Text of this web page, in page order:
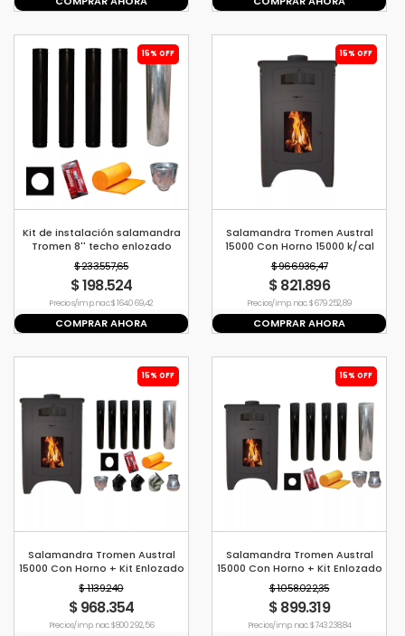
15% OFF
Kit de instalación salamandra
Tromen 8'' techo enlozado
$ 233.557,65
$ 198.524
Precio s/imp. nac. $ 164.069,42
COMPRAR AHORA
15% OFF
Salamandra Tromen Austral
15000 Con Horno 15000 k/cal
$ 966.936,47
$ 821.896
Precio s/imp. nac. $ 679.252,89
COMPRAR AHORA
15% OFF
Salamandra Tromen Austral
15000 Con Horno + Kit Enlozado
Pared 6&quot;
$ 1.139.240
$ 968.354
Precio s/imp. nac. $ 800.292,56
15% OFF
Salamandra Tromen Austral
15000 Con Horno + Kit Enlozado
Techo 6&quot;
$ 1.058.022,35
$ 899.319
Precio s/imp. nac. $ 743.238,84